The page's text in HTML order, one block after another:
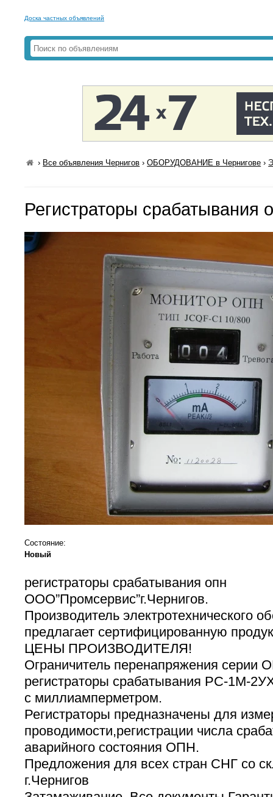
Доска частных объявлений
› Все объявления Чернигов ›ОБОРУДОВАНИЕ в Чернигове ›
Регистраторы срабатывания
Состояние:
Новый
регистраторы срабатывания опн
ООО”Промсервис”г.Чернигов.
Производитель электротехнического
предлагает сертифицированную
ЦЕНЫ ПРОИЗВОДИТЕЛЯ!
Ограничитель перенапряжения серии
регистраторы срабатывания РС-1М-
c миллиамперметром.
Регистраторы предназначены для
проводимости,регистрации числа
аварийного состояния ОПН.
Предложения для всех стран СНГ со
г.Чернигов